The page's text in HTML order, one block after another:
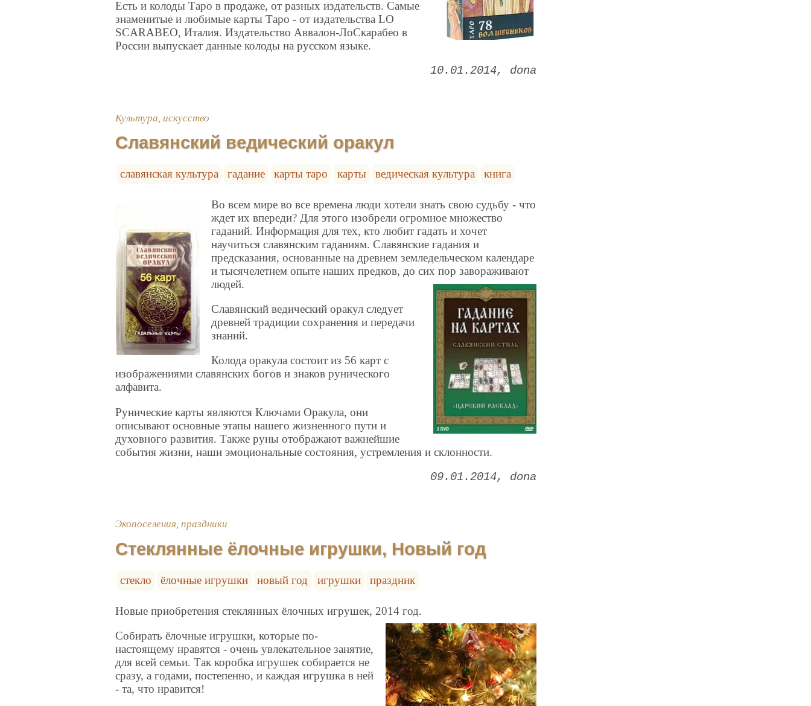
Есть и колоды Таро в продаже, от разных издательств. Самые
знаменитые и любимые карты Таро - от издательства LO
SCARABEO, Италия. Издательство Аввалон-ЛоСкарабео в
России выпускает данные колоды на русском языке.
10.01.2014 dona
Культура, искусство
Славянский ведический оракул
славянская культура гадание карты таро карты ведическая культура книга
Во всем мире во все времена люди хотели знать свою судьбу - что
ждет их впереди? Для этого изобрели огромное множество
гаданий. Информация для тех, кто любит гадать и хочет
научиться славянским гаданиям. Славянские гадания и
предсказания, основанные на древнем земледельческом календаре
и тысячелетнем опыте наших предков, до сих пор завораживают
людей.
Славянский ведический оракул следует
древней традиции сохранения и передачи
знаний.
Колода оракула состоит из 56 карт с
изображениями славянских богов и знаков рунического
алфавита.
Рунические карты являются Ключами Оракула, они
описывают основные этапы нашего жизненного пути и
духовного развития. Также руны отображают важнейшие
события жизни, наши эмоциональные состояния, устремления и склонности.
09.01.2014 dona
Экопоселения, праздники
Стеклянные ёлочные игрушки, Новый год
стекло ёлочные игрушки новый год игрушки праздник
Новые приобретения стеклянных ёлочных игрушек, 2014 год.
Собирать ёлочные игрушки, которые по-
настоящему нравятся - очень увлекательное занятие,
для всей семьи. Так коробка игрушек собирается не
сразу, а годами, постепенно, и каждая игрушка в ней
- та, что нравится!